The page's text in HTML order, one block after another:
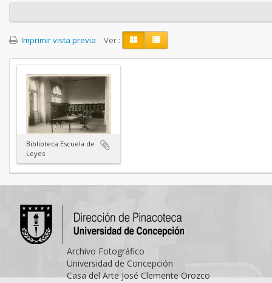
Imprimir vista previa Ver :
Biblioteca Escuela de
Leyes
Archivo Fotográfico
Universidad de Concepción
Casa del Arte José Clemente Orozco